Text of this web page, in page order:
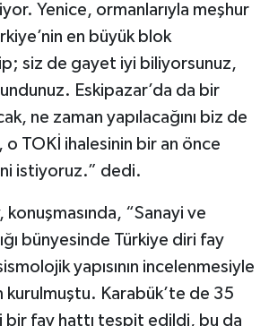
Yenice, ormanlarıyla meşhur
en büyük blok
siz de gayet iyi biliyorsunuz,
Eskipazar’da da bir
ne zaman yapılacağını biz de
TOKİ ihalesinin bir an önce
istiyoruz.” dedi.
“Sanayi ve
bünyesinde Türkiye diri fay
yapısının incelenmesiyle
Karabük’te de 35
bir fay hattı tespit edildi, bu da